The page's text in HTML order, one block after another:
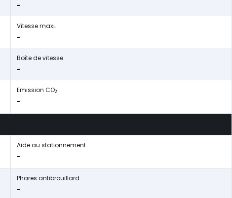
-
Vitesse maxi.
-
Boîte de vitesse
-
Emission CO2
-
Aide au stationnement
-
Phares antibrouillard
-